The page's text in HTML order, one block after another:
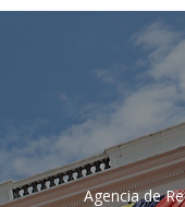
Agencia de